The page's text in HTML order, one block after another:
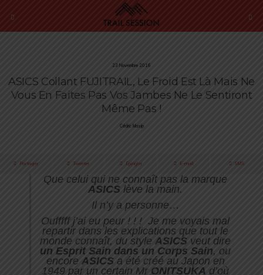
23 Novembre 2016
ASICS Collant FUJITRAIL, Le Froid Est Là Mais Ne
Vous En Faites Pas Vos Jambes Ne Le Sentiront
Même Pas !
Cédric Masip
Partager Tweeter Épingler E-mail SMS
Que celui qui ne connaît pas la marque
ASICS lève la main.
Il n’y a personne…
Oufffff j’ai eu peur ! ! ! Je me voyais mal
repartir dans les explications que tout le
monde connaît, du style ASICS veut dire
un Esprit Sain dans un Corps Sain, ou
encore ASICSa été créé au Japon en
1949 par un certain Mr ONITSUKA d’où